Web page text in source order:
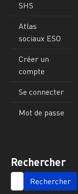
SHS
Atlas
sociaux ESO
Créer un
compte
Se connecter
Mot de passe
Rechercher
SEARCH